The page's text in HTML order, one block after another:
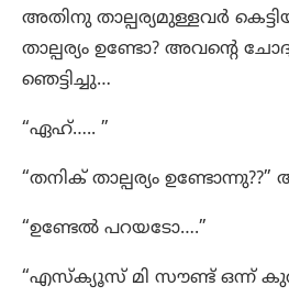
അതിനു താല്പര്യമുള്ളവർ
താല്പര്യം ഉണ്ടോ? അവന്റെ
ഞെട്ടിച്ചു…
“ഏഹ്….. ”
“തനിക് താല്പര്യം
“ഉണ്ടേൽ പറയടോ….”
“എസ്ക്യൂസ്‌ മി സൗണ്ട് ഒന്ന്